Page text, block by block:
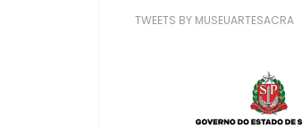
TWEETS BY MUSEUARTESACRA